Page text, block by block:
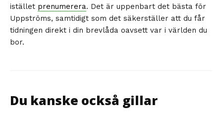
istället prenumerera. Det är uppenbart det bästa för
Uppströms, samtidigt som det säkerställer att du får
tidningen direkt i din brevlåda oavsett var i världen du
bor.
Du kanske också gillar